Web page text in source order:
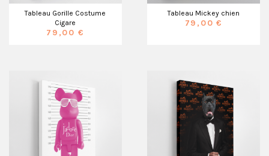
Tableau Gorille Costume
Cigare
79,00 €
Tableau Mickey chien
79,00 €